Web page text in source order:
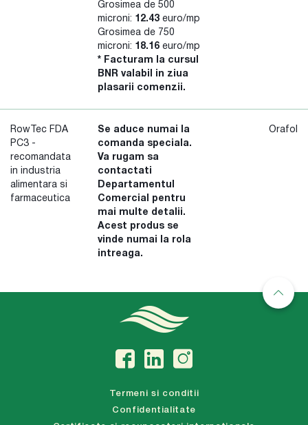
Grosimea de 500
microni: 12.43 euro/mp
Grosimea de 750
microni: 18.16 euro/mp
* Facturam la cursul
BNR valabil in ziua
plasarii comenzii.
RowTec FDA
PC3 -
recomandata
in industria
alimentara si
farmaceutica
Se aduce numai la
comanda speciala.
Va rugam sa
contactati
Departamentul
Comercial pentru
mai multe detalii.
Acest produs se
vinde numai la rola
intreaga.
Orafol
Termeni si conditii
Confidentialitate